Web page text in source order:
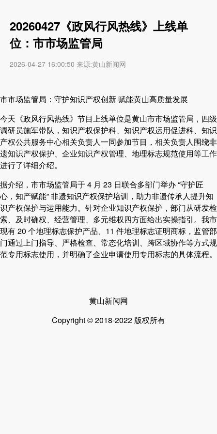
20260427《政风行风热线》上线单
位：市市场监管局
2026-04-27 16:00:50 来源:黄山新闻网
市市场监管局：守护知识产权创新 赋能黄山高质量发展
今天《政风行风热线》节目上线单位是黄山市市场监管局，四级
调研员施军带队，知识产权保护科、知识产权运用促进科、知识
产权公共服务中心相关负责人一同参加节目，相关负责人围绕非
遗知识产权保护、企业知识产权管理、地理标志规范使用等工作
进行了详细介绍。
据介绍，市市场监管局于 4 月 23 日联合多部门举办 “守护匠
心，知产赋能” 非遗知识产权保护培训，助力非遗传承人提升知
识产权保护与运用能力。针对企业知识产权保护，部门从研发检
索、及时确权、经营管理、多元维权四方面给出实操指引。我市
现有 20 个地理标志保护产品、11 件地理标志证明商标，监管部
门通过上门指导、严格检查、常态化培训、跨区域协作等方式规
范专用标志使用，并明确了企业申请使用专用标志的具体流程。
黄山新闻网
Copyright © 2018-2022 版权所有